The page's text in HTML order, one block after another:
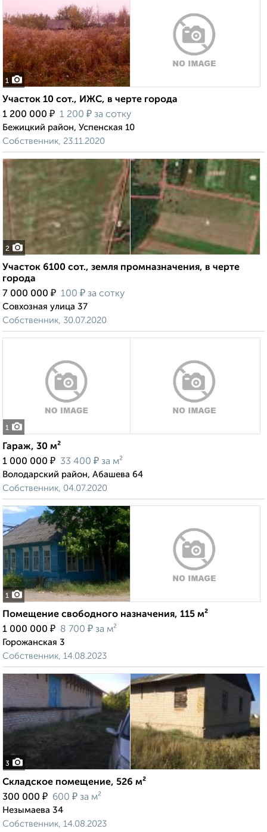
1
Участок 10 сот., ИЖС, в черте города
1 200 000 ₽ 1 200 ₽ за сотку
Бежицкий район, Успенская 10
Собственник, 23.11.2020
2
Участок 6100 сот., земля промназначения, в черте
города
7 000 000 ₽ 100 ₽ за сотку
Совхозная улица 37
Собственник, 30.07.2020
1
Гараж, 30 м²
1 000 000 ₽ 33 400 ₽ за м²
Володарский район, Абашева 64
Собственник, 04.07.2020
1
Помещение свободного назначения, 115 м²
1 000 000 ₽ 8 700 ₽ за м²
Горожанская 3
Собственник, 14.08.2023
3
Складское помещение, 526 м²
300 000 ₽ 600 ₽ за м²
Незымаева 34
Собственник, 14.08.2023